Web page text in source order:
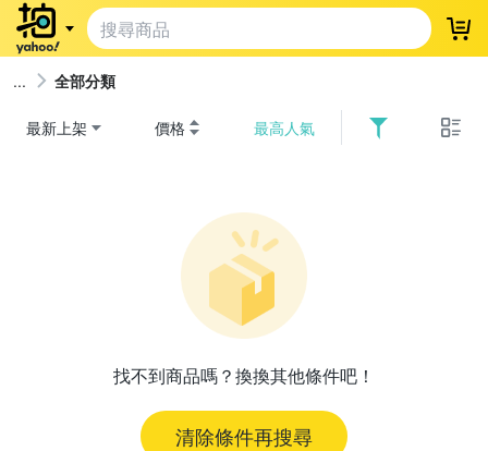
登
全部分類
最新上架 價格 最高人氣
找不到商品嗎？換換其他條件吧！
清除條件再搜尋